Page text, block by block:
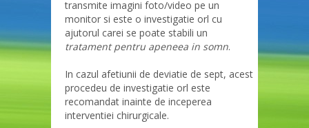
transmite imagini foto/video pe un
monitor si este o investigatie orl cu
ajutorul carei se poate stabili un
tratament pentru apeneea in somn.
In cazul afetiunii de deviatie de sept, acest
procedeu de investigatie orl este
recomandat inainte de inceperea
interventiei chirurgicale.